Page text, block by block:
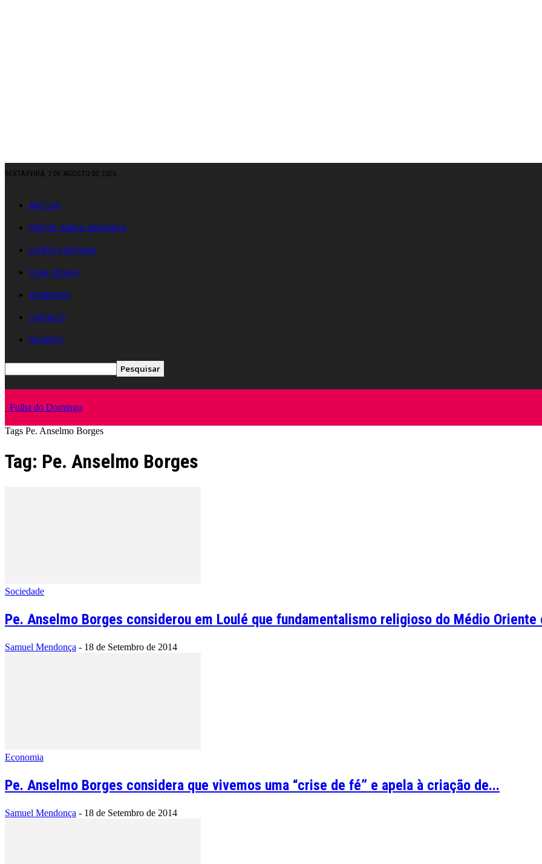
SEXTA-FEIRA, 7 DE AGOSTO DE 2026
ANO: CXII
DIRETOR: SAMUEL MENDONÇA
ESTATUTO EDITORIAL
FICHA TÉCNICA
ASSINATURA
CONTACTO
EM DIRETO
Folha do Domingo
Tags Pe. Anselmo Borges
Tag: Pe. Anselmo Borges
Sociedade
Pe. Anselmo Borges considerou em Loulé que fundamentalismo religioso do Médio Oriente
Samuel Mendonça - 18 de Setembro de 2014
Economia
Pe. Anselmo Borges considera que vivemos uma “crise de fé” e apela à criação de...
Samuel Mendonça - 18 de Setembro de 2014